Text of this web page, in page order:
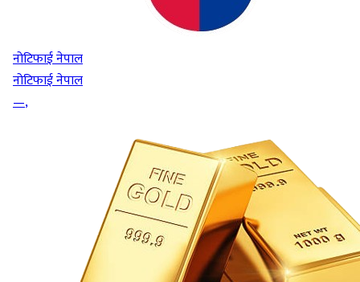
नोटिफाई नेपाल
नोटिफाई नेपाल
—,